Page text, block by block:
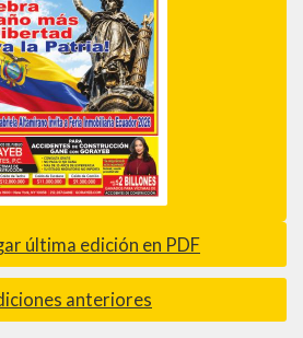
última edición en PDF
anteriores